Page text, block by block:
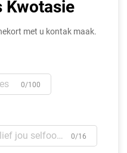
Kwotasie
met u kontak maak.
0/100
0/16